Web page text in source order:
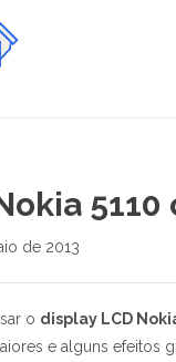
de 2013
o display LCD
e alguns efeitos